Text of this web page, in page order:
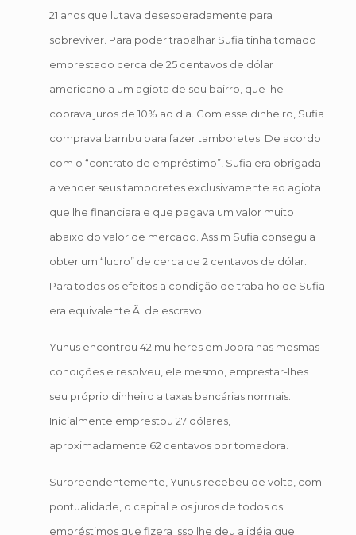
21 anos que lutava desesperadamente para
sobreviver. Para poder trabalhar Sufia tinha tomado
emprestado cerca de 25 centavos de dólar
americano a um agiota de seu bairro, que lhe
cobrava juros de 10% ao dia. Com esse dinheiro, Sufia
comprava bambu para fazer tamboretes. De acordo
com o “contrato de empréstimo”, Sufia era obrigada
a vender seus tamboretes exclusivamente ao agiota
que lhe financiara e que pagava um valor muito
abaixo do valor de mercado. Assim Sufia conseguia
obter um “lucro” de cerca de 2 centavos de dólar.
Para todos os efeitos a condição de trabalho de Sufia
era equivalente Ã de escravo.
Yunus encontrou 42 mulheres em Jobra nas mesmas
condições e resolveu, ele mesmo, emprestar-lhes
seu próprio dinheiro a taxas bancárias normais.
Inicialmente emprestou 27 dólares,
aproximadamente 62 centavos por tomadora.
Surpreendentemente, Yunus recebeu de volta, com
pontualidade, o capital e os juros de todos os
empréstimos que fizera Isso lhe deu a idéia que